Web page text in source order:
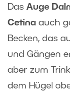
Das Auge
Cetina auch
Becken, das
und Gängen
aber zum
dem Hügel